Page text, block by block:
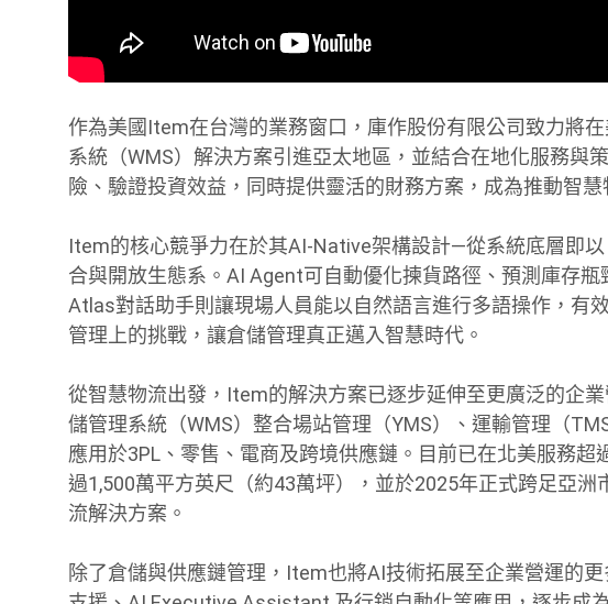
作為美國Item在台灣的業務窗口，庫作股份有限公司致力將
系統（WMS）解決方案引進亞太地區，並結合在地化服務與
險、驗證投資效益，同時提供靈活的財務方案，成為推動智
Item的核心競爭力在於其AI-Native架構設計—從系統底層即
合與開放生態系。AI Agent可自動優化揀貨路徑、預測庫存
Atlas對話助手則讓現場人員能以自然語言進行多語操作，有
管理上的挑戰，讓倉儲管理真正邁入智慧時代。
從智慧物流出發，Item的解決方案已逐步延伸至更廣泛的企
儲管理系統（WMS）整合場站管理（YMS）、運輸管理（
應用於3PL、零售、電商及跨境供應鏈。目前已在北美服務
過1,500萬平方英尺（約43萬坪），並於2025年正式跨足亞
流解決方案。
除了倉儲與供應鏈管理，Item也將AI技術拓展至企業營運的